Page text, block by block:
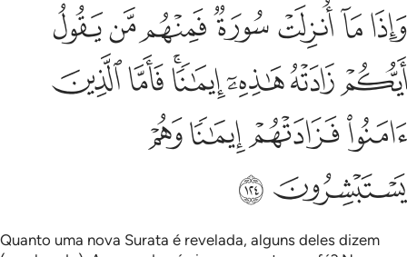
واذا ما انزلت سورة فمنهم من يقول ايكم زادته هاذه ايمانا فاما الذين
وَإِذَا مَآ أُنزِلَتْ سُورَةٌۭ فَمِنْهُم مَّن يَقُولُ أَيُّكُمْ زَادَتْهُ هَـٰذِهِۦٓ إِيمَـٰنًۭا
ﱓﱔﱕﱖﱗﱘﱙ
ﱚﱛﱜﱝﱞﱟﱠ
ﱡﱢﱣﱤ
ﱥﱦ
Quanto uma nova Surata é revelada, alguns deles dizem